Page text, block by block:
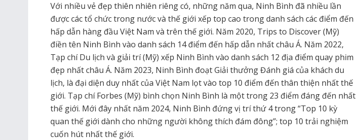
Với nhiều vẻ đẹp thiên nhiên riêng có, những năm qua, Ninh Bình đã nhiều lần
được các tổ chức trong nước và thế giới xếp top cao trong danh sách các điểm đến
hấp dẫn hàng đầu Việt Nam và trên thế giới. Năm 2020, Trips to Discover (Mỹ)
điền tên Ninh Bình vào danh sách 14 điểm đến hấp dẫn nhất châu Á. Năm 2022,
Tạp chí Du lịch và giải trí (Mỹ) xếp Ninh Bình vào danh sách 12 địa điểm quay phim
đẹp nhất châu Á. Năm 2023, Ninh Bình đoạt Giải thưởng Đánh giá của khách du
lịch, là đại diện duy nhất của Việt Nam lọt vào top 10 điểm đến thân thiện nhất thế
giới. Tạp chí Forbes (Mỹ) bình chọn Ninh Bình là một trong 23 điểm đáng đến nhất
thế giới. Mới đây nhất năm 2024, Ninh Bình đứng vị trí thứ 4 trong “Top 10 kỳ
quan thế giới dành cho những người không thích đám đông”; top 10 trải nghiệm
cuốn hút nhất thế giới.